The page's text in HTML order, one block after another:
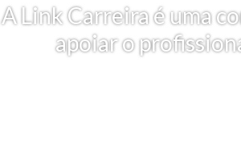
A Link Carreira é uma
apoiar o